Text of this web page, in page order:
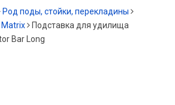
Род поды, стойки, перекладины
Matrix
Подставка для удилища
Bar Long